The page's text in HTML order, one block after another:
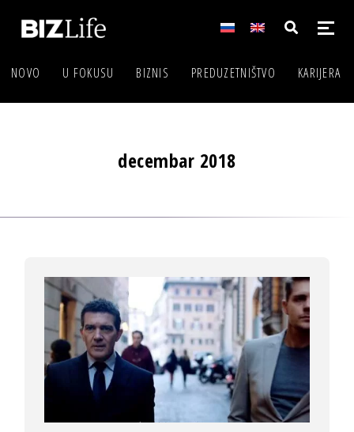
NOVO U FOKUSU BIZNIS PREDUZETNIŠTVO KARIJERA
decembar 2018